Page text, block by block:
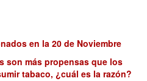
en la 20 de Noviembre
son más propensas que los
tabaco, ¿cuál es la razón?